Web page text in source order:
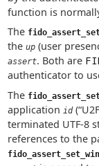
function is
The
the up(user
assert. Both are
authenticator to
The
application id
terminated UTF-8
references to the